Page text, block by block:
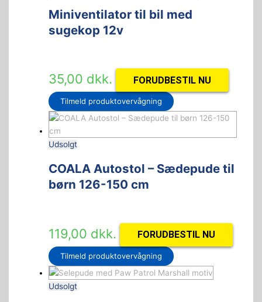
Miniventilator til bil med
sugekop 12v
35,00 dkk. FORUDBESTIL NU
Tilmeld produktovervågning
Udsolgt
COALA Autostol – Sædepude til
børn 126-150 cm
119,00 dkk. FORUDBESTIL NU
Tilmeld produktovervågning
Udsolgt